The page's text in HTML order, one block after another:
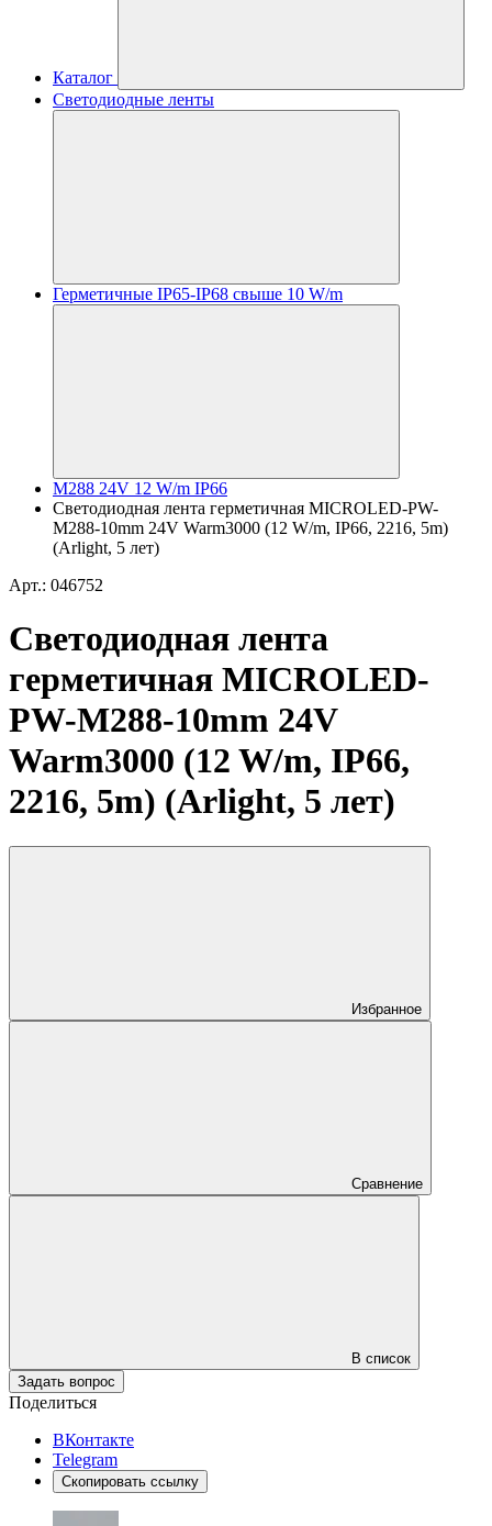
Каталог
Светодиодные ленты
Герметичные IP65-IP68 свыше 10 W/m
M288 24V 12 W/m IP66
Светодиодная лента герметичная MICROLED-PW-
M288-10mm 24V Warm3000 (12 W/m, IP66, 2216, 5m)
(Arlight, 5 лет)
Арт.: 046752
Светодиодная лента
герметичная MICROLED-
PW-M288-10mm 24V
Warm3000 (12 W/m, IP66,
2216, 5m) (Arlight, 5 лет)
Избранное
Сравнение
В список
Задать вопрос
Поделиться
ВКонтакте
Telegram
Скопировать ссылку